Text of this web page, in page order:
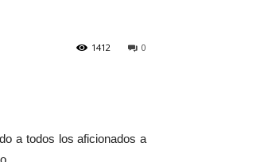
0
1412
a todos los aficionados a